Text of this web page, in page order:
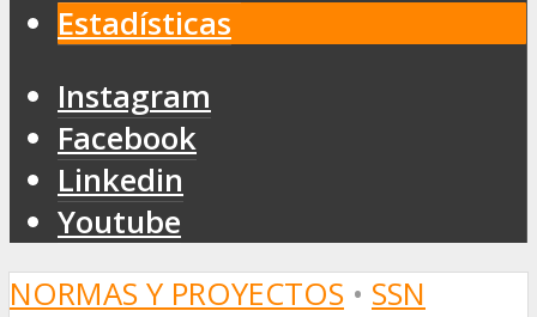
Estadísticas
Instagram
Facebook
Linkedin
Youtube
NORMAS Y PROYECTOS • SSN